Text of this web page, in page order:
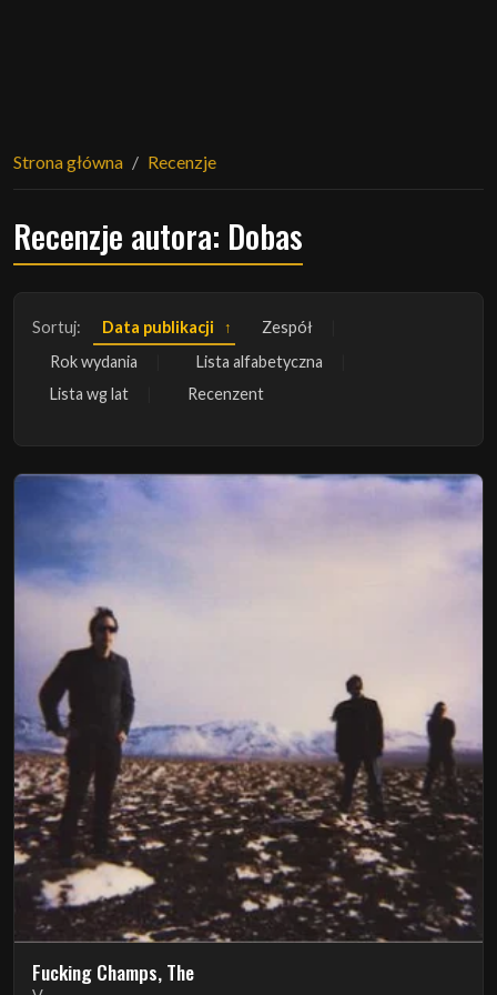
Strona główna Recenzje
Recenzje autora: Dobas
Sortuj: Data publikacji
Zespół
Rok wydania
Lista alfabetyczna
Lista wg lat
Recenzent
Fucking Champs, The